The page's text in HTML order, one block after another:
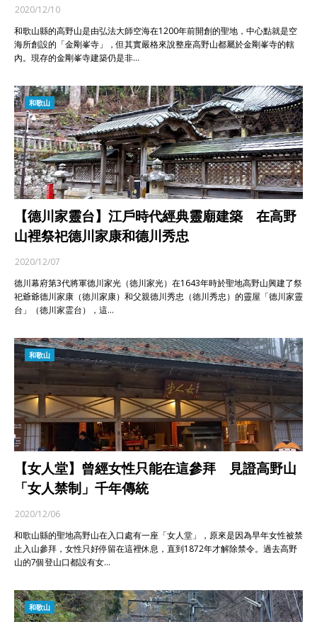
2020/12/10
和歌山縣的高野山是由弘法大師空海在1200年前開創的聖地，中心點就是空
海所創設的「金剛峯寺」，但其實嚴格來說整座高野山都屬於金剛峯寺的轄
內。現存的金剛峯寺建築仍是非…
和歌山
【德川家靈台】江戶時代經典靈廟建築 在高野
山裡祭祀德川家康和德川秀忠
2020/12/07
德川幕府第3代將軍德川家光（徳川家光）在1643年時於聖地高野山興建了祭
祀爺爺德川家康（徳川家康）和父親德川秀忠（徳川秀忠）的靈屋「德川家靈
台」（徳川家霊台），這…
和歌山
【女人堂】曾經女性只能在這參拜 見證高野山
「女人禁制」千年傳統
2020/12/06
和歌山縣的聖地高野山在入口處有一座「女人堂」，原來是因為早年女性被禁
止入山參拜，女性只好停留在這裡休息，直到1872年才解除禁令。過去高野
山的7個登山口都設有女…
和歌山